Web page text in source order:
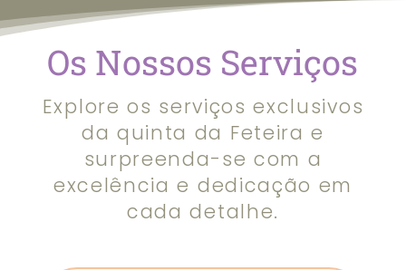
Os Nossos Serviços
Explore os serviços exclusivos
da quinta da Feteira e
surpreenda-se com a
excelência e dedicação em
cada detalhe.